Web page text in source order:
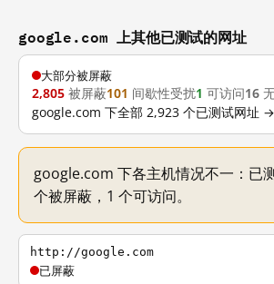
google.com 上其他已测试的网址
大部分被屏蔽
2,805 被屏蔽101 间歇性受扰1 可访问16
google.com 下全部 2,923 个已测试网址 →
google.com 下各主机情况不一：已
个被屏蔽，1 个可访问。
http://google.com
已屏蔽